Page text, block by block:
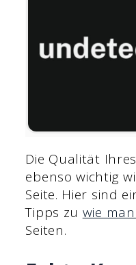
Die Qualität
ebenso wichtig
Seite. Hier sind
Tipps zu wie
Seiten.